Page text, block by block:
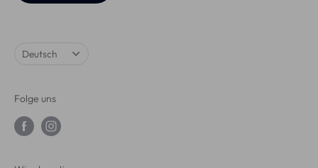
Sprache
Deutsch
Folge uns